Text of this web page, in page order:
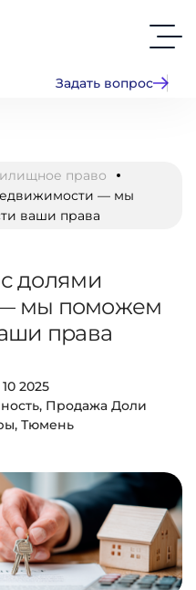
Задать вопрос
право
— мы
ваши права
долями
мы поможем
права
2025
, Продажа Доли
, Тюмень